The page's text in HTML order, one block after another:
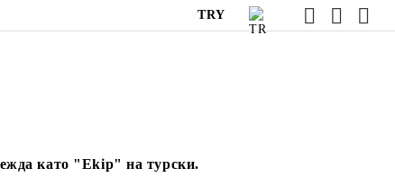
TRY
като "Ekip" на турски.